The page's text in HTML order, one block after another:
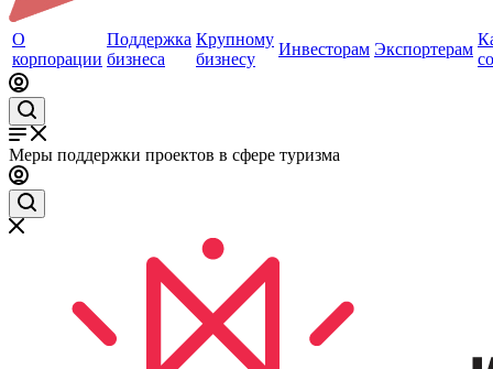
О
корпорации
Поддержка
бизнеса
Крупному
бизнесу
Инвесторам Экспортерам
Меры поддержки проектов в сфере туризма